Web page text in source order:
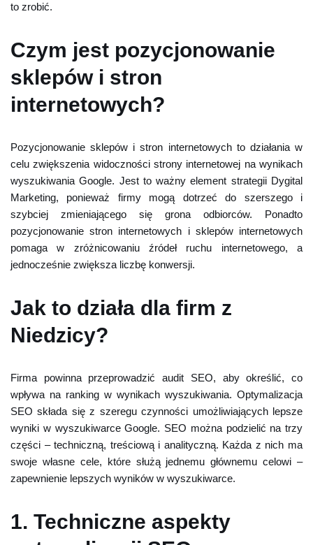
to zrobić.
Czym jest pozycjonowanie
sklepów i stron
internetowych?
Pozycjonowanie sklepów i stron internetowych to działania w
celu zwiększenia widoczności strony internetowej na wynikach
wyszukiwania Google. Jest to ważny element strategii Dygital
Marketing, ponieważ firmy mogą dotrzeć do szerszego i
szybciej zmieniającego się grona odbiorców. Ponadto
pozycjonowanie stron internetowych i sklepów internetowych
pomaga w zróżnicowaniu źródeł ruchu internetowego, a
jednocześnie zwiększa liczbę konwersji.
Jak to działa dla firm z
Niedzicy?
Firma powinna przeprowadzić audit SEO, aby określić, co
wpływa na ranking w wynikach wyszukiwania. Optymalizacja
SEO składa się z szeregu czynności umożliwiających lepsze
wyniki w wyszukiwarce Google. SEO można podzielić na trzy
części – techniczną, treściową i analityczną. Każda z nich ma
swoje własne cele, które służą jednemu głównemu celowi –
zapewnienie lepszych wyników w wyszukiwarce.
1. Techniczne aspekty